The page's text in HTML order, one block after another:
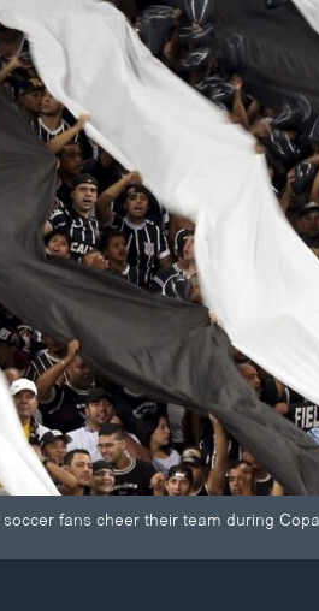
fans cheer their team during